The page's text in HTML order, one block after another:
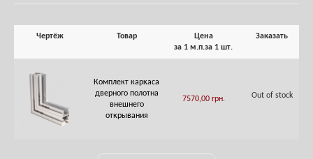
Чертёж Товар
Цена
за 1 м.п.за 1 шт.
Заказать
Комплект каркаса
дверного полотна
внешнего
открывания
7570,00 грн. Out of stock